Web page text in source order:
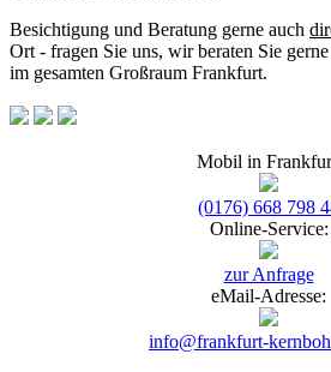
Besichtigung und Beratung gerne auch
Ort - fragen Sie uns, wir beraten Sie
im gesamten Großraum Frankfurt.
Mobil in
(0176) 668 798
Online-Service:
zur Anfrage
eMail-Adresse:
info@frankfurt-